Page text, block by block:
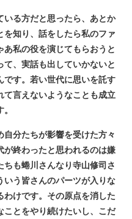
る方だと思ったら、あとか
知り、話をしたら私のファ
私の役を演じてもらおうと
、実話も出していかないと
です。若い世代に思いを託す
て言えないようなことも成立
分たちが影響を受けた方々
終わったと思われるのは嫌
も蜷川さんなり寺山修司さ
う皆さんのパーツが入りな
けです。その原点を消した
ことをやり続けたいし、こだ